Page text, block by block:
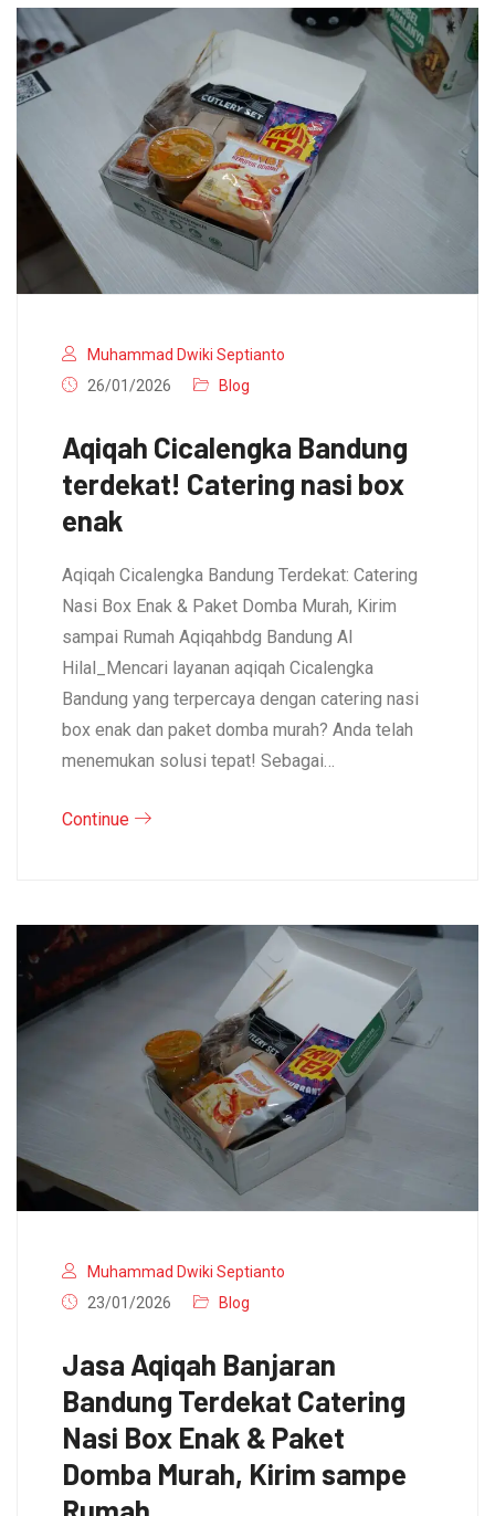
Muhammad Dwiki Septianto
26/01/2026
Blog
Aqiqah Cicalengka Bandung
terdekat! Catering nasi box
enak
Aqiqah Cicalengka Bandung Terdekat: Catering
Nasi Box Enak & Paket Domba Murah, Kirim
sampai Rumah Aqiqahbdg Bandung Al
Hilal_Mencari layanan aqiqah Cicalengka
Bandung yang terpercaya dengan catering nasi
box enak dan paket domba murah? Anda telah
menemukan solusi tepat! Sebagai…
Continue
Muhammad Dwiki Septianto
23/01/2026
Blog
Jasa Aqiqah Banjaran
Bandung Terdekat Catering
Nasi Box Enak & Paket
Domba Murah, Kirim sampe